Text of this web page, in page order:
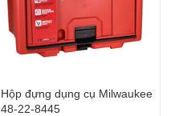
Hộp đựng dụng cụ Milwaukee
48-22-8445